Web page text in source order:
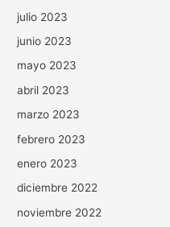
julio 2023
junio 2023
mayo 2023
abril 2023
marzo 2023
febrero 2023
enero 2023
diciembre 2022
noviembre 2022